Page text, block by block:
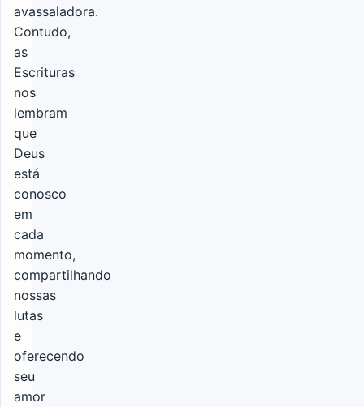
avassaladora.
Contudo,
as
Escrituras
nos
lembram
que
Deus
está
conosco
em
cada
momento,
compartilhando
nossas
lutas
e
oferecendo
seu
amor